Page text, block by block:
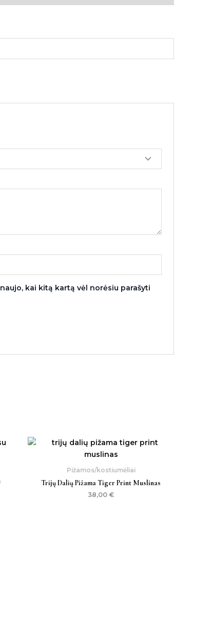
kai kitą kartą vėl norėsiu parašyti
Pižamos/kostiumėliai
Trijų Dalių Pižama Tiger Print Muslinas
38,00 €